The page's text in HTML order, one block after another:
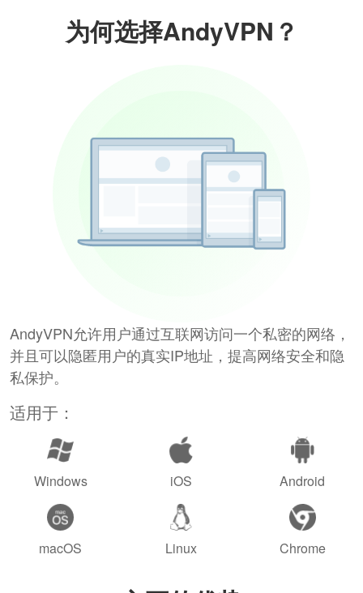
为何选择AndyVPN？
AndyVPN允许用户通过互联网访问一个私密的网络，
并且可以隐匿用户的真实IP地址，提高网络安全和隐
私保护。
适用于：
Windows iOS Android
macOS Linux Chrome